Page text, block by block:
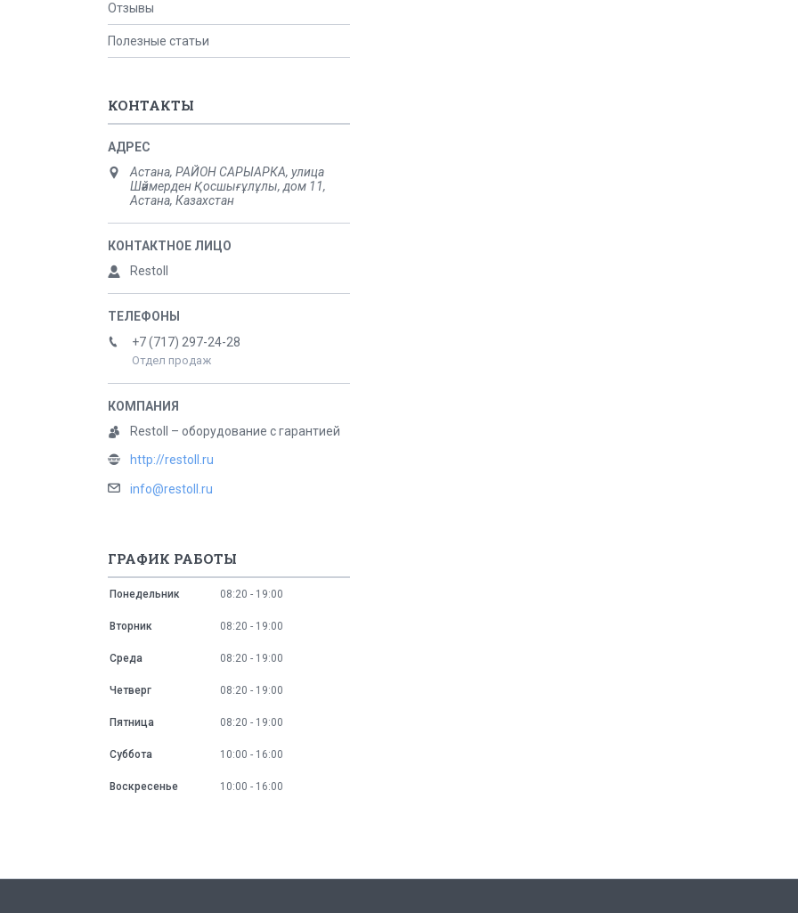
Отзывы
Полезные статьи
КОНТАКТЫ
Астана, РАЙОН САРЫАРКА, улица
Шәймерден Қосшығұлұлы, дом 11,
Астана, Казахстан
Restoll
+7 (717) 297-24-28
Отдел продаж
Restoll – оборудование с гарантией
http://restoll.ru
info@restoll.ru
ГРАФИК РАБОТЫ
Понедельник 08:20 19:00
Вторник 08:20 19:00
Среда 08:20 19:00
Четверг 08:20 19:00
Пятница 08:20 19:00
Суббота 10:00 16:00
Воскресенье 10:00 16:00